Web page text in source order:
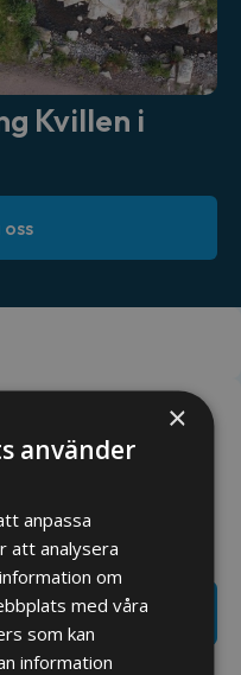
Kvillen i
vi till dig så snart
oss
×
använder
anpassa
att analysera
om
med våra
som kan
information